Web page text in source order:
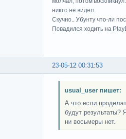
никто не видел.
Скучно.. Убунту что-ли
Повадился ходить на
23-05-12 00:31:53
usual_user пишет:
А что если
будут результаты?
ни восьмеры нет.